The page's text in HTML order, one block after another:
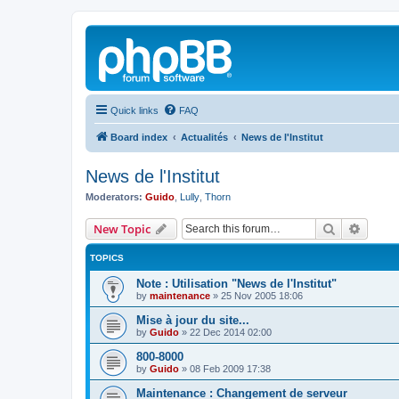
Quick links FAQ
Board index Actualités News de l'Institut
News de l'Institut
Moderators: Guido Lully Thorn
New Topic Search
TOPICS
Note : Utilisation "News de l'Institut"
by maintenance » 25 Nov 2005 18:06
Mise à jour du site...
by Guido » 22 Dec 2014 02:00
800-8000
by Guido » 08 Feb 2009 17:38
Maintenance : Changement de serveur